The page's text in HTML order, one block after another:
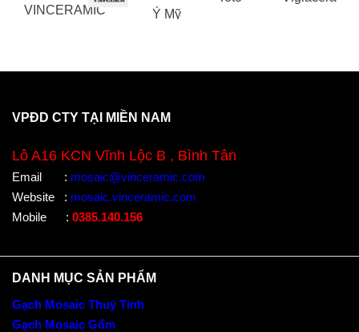
VPĐD CTY TẠI MIỀN NAM
Lô A16 KCN Vĩnh Lộc B , Bình Tân
Email : mosaic@vinceramic.com
Website
: mosaic.vinceramic.com
Mobile
: 0385.140.156
DANH MỤC SẢN PHẨM
Gạch Mosaic Thuỷ Tinh
Gạch Mosaic Gốm